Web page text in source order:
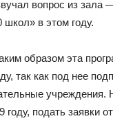
вопрос из зала
в этом году.
образом эта
так как под нее
учреждения.
году, подать заявки